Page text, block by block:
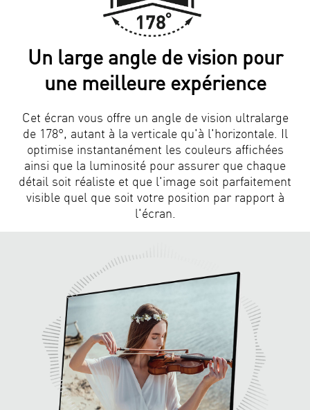
Un large angle de vision pour
une meilleure expérience
Cet écran vous offre un angle de vision ultralarge
de 178°, autant à la verticale qu'à l'horizontale. Il
optimise instantanément les couleurs affichées
ainsi que la luminosité pour assurer que chaque
détail soit réaliste et que l'image soit parfaitement
visible quel que soit votre position par rapport à
l'écran.